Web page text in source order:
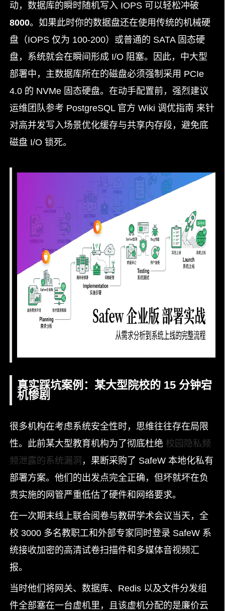
动，数据库的瞬时随机写入 IOPS 可以轻松冲破
8000。如果此时你的数据盘还在使用传统的机械硬
盘（IOPS 仅为 100-200）或普通的 SATA 固态硬
盘，系统就会在瞬间形成 I/O 阻塞。因此，中大型
部署中，主数据库所在的磁盘必须强制采用 PCIe
4.0 的 NVMe 固态硬盘。在动手配置前，强烈建议
运维团队参考 PostgreSQL 官方 Wiki 调优指南 来针
对高并发写入场景优化缓存与共享内存段，避免底
磁盘 I/O 锁死。
真实踩坑案例：某大型院校的 15 分钟宕
机惨剧
很多机构在考虑系统安全性时，思维往往存在局限
性。此前某大型教育机构为了彻底杜绝 校园隐私频
频泄露的系统漏洞 ，果断采购了 SafeW 本地化私有
部署方案。他们的出发点完全正确，但坏就坏在负
责实施的网管严重低估了硬件和网络要求。
在一次期末线上联合阅卷与教研学术会议当天，全
校 3000 多名教职工和外部专家同时登录 SafeW 系
统接收加密的高清试卷扫描件和多媒体音视频汇
报。
当时他们将网关、数据库、Redis 以及文件分发组
件全部塞在一台虚机里，且该虚机分配的是廉价云